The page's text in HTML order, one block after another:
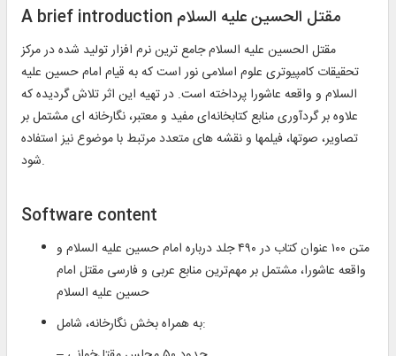
A brief introduction مقتل الحسین علیه السلام
مقتل الحسین علیه السلام جامع ترین نرم افزار تولید شده در مرکز
تحقیقات کامپیوتری علوم اسلامی نور است که به قیام امام حسین علیه
السلام و واقعه عاشورا پرداخته است. در تهیه این اثر تلاش گردیده که
علاوه بر گردآوری منابع کتابخانه‌ای مفید و معتبر، نگارخانه ای مشتمل بر
تصاویر، صوتها، فیلمها و نقشه های متعدد مرتبط با موضوع نیز استفاده
شود.
Software content
متن ۱۰۰ عنوان کتاب در ۴۹۰ جلد درباره امام حسین علیه السلام و
واقعه عاشورا، مشتمل بر مهم‌ترین منابع عربی و فارسی مقتل امام
حسین علیه السلام
به همراه بخش نگارخانه، شامل: